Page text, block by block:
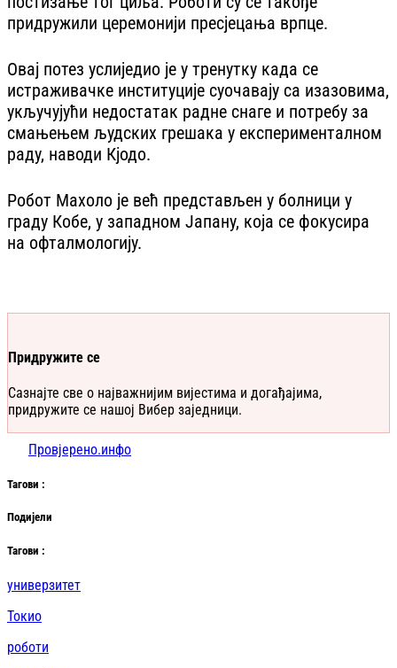
придружили церемонији пресјецања врпце.
Овај потез услиједио је у тренутку када се
истраживачке институције суочавају са изазовима,
укључујући недостатак радне снаге и потребу за
смањењем људских грешака у експерименталном
раду, наводи Кјодо.
Робот Махоло је већ представљен у болници у
граду Кобе, у западном Јапану, која се фокусира
на офталмологију.
Придружите се
Сазнајте све о најважнијим вијестима и догађајима,
придружите се нашој Вибер заједници.
Провјерено.инфо
Тагови :
Подијели
Тагови :
универзитет
Токио
роботи